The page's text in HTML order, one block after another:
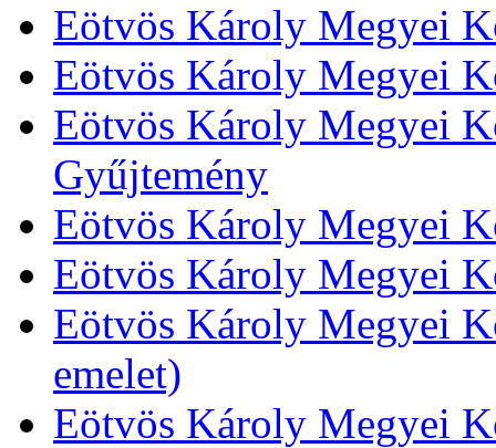
Eötvös Károly Megyei
Eötvös Károly Megyei
Eötvös Károly Megyei
Gyűjtemény
Eötvös Károly Megyei
Eötvös Károly Megyei
Eötvös Károly Megyei
emelet)
Eötvös Károly Megyei